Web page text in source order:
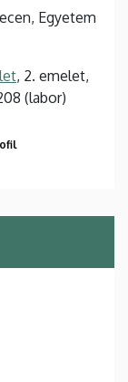
Egyetem
, 2. emelet,
(labor)